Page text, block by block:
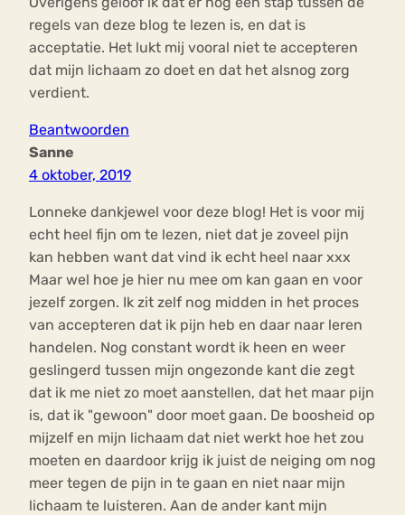
regels van deze blog te lezen is, en dat is
acceptatie. Het lukt mij vooral niet te accepteren
dat mijn lichaam zo doet en dat het alsnog zorg
verdient.
Beantwoorden
Sanne
4 oktober, 2019
Lonneke dankjewel voor deze blog! Het is voor mij
echt heel fijn om te lezen, niet dat je zoveel pijn
kan hebben want dat vind ik echt heel naar xxx
Maar wel hoe je hier nu mee om kan gaan en voor
jezelf zorgen. Ik zit zelf nog midden in het proces
van accepteren dat ik pijn heb en daar naar leren
handelen. Nog constant wordt ik heen en weer
geslingerd tussen mijn ongezonde kant die zegt
dat ik me niet zo moet aanstellen, dat het maar pijn
is, dat ik "gewoon" door moet gaan. De boosheid op
mijzelf en mijn lichaam dat niet werkt hoe het zou
moeten en daardoor krijg ik juist de neiging om nog
meer tegen de pijn in te gaan en niet naar mijn
lichaam te luisteren. Aan de ander kant mijn